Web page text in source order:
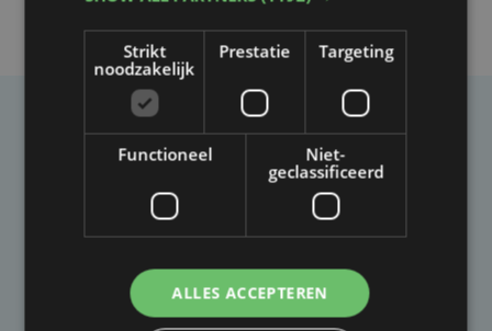
Taalfout opgemerkt?
Heb je een taal- of schrijffout opgemerkt in dit
Laat het ons weten
Strikt
noodzakelijk
Prestatie Targeting
Functioneel
Niet-
geclassificeerd
ALLES ACCEPTEREN